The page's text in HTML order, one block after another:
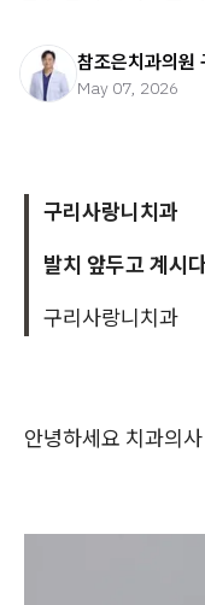
참조은치과의원
May 07, 2026
구리사랑니치과
발치 앞두고 계시
구리사랑니치과
안녕하세요 치과의